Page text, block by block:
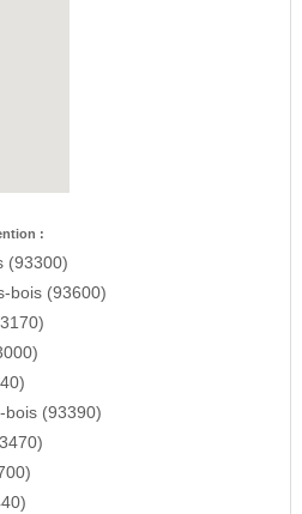
:
(93300)
bois (93600)
bois (93390)